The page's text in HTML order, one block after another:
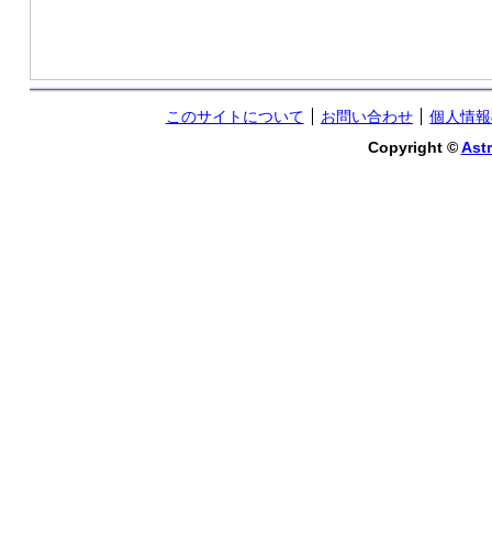
このサイトについて お問い合わせ
個人情
Copyright ©